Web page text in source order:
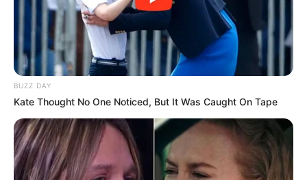
BUZZ DAY
Kate Thought No One Noticed, But It Was Caught On Tape